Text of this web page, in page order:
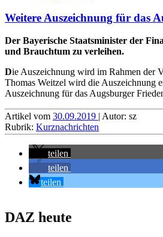
Weitere Auszeichnung für das
Der Bayerische Staatsminister der
und Brauchtum zu verleihen.
Die Auszeichnung wird im Rahmen der
Thomas Weitzel wird die Auszeichnung
Auszeichnung für das Augsburger
Artikel vom 30.09.2019 | Autor: sz
Rubrik: Kurznachrichten
teilen
teilen
teilen
DAZ heute